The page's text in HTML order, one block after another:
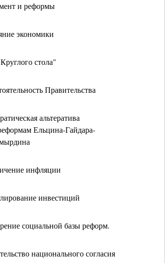
и реформы
экономики
стола"
Правительства
альтератива
Ельцина-Гайдара-
инфляции
инвестиций
социальной базы реформ.
национального согласия